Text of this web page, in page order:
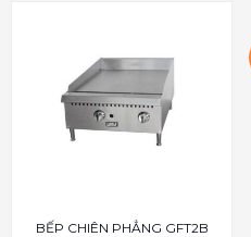
BẾP CHIÊN PHẲNG GFT2B